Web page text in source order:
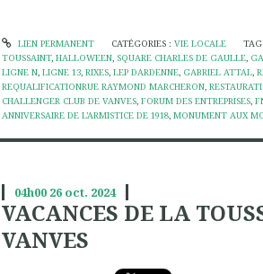
LIEN PERMANENT CATÉGORIES : VIE LOCALE
TOUSSAINT, HALLOWEEN, SQUARE CHARLES DE GAULLE,
LIGNE N, LIGNE 13, RIXES, LEP DARDENNE, GABRIEL ATTAL,
REQUALIFICATIONRUE RAYMOND MARCHERON,
CHALLENGER CLUB DE VANVES, FORUM DES ENTREPRISES,
ANNIVERSAIRE DE L’ARMISTICE DE 1918, MONUMENT AUX
04h00 26 oct. 2024
VACANCES DE LA
VANVES